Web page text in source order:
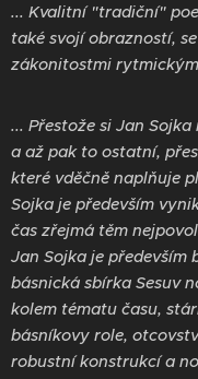
... Kvalitní "tradiční"
také svojí obrazností,
zákonitostmi
... Přestože si Jan
a až pak to ostatní,
které vděčně naplňuje
Sojka je především
čas zřejmá těm
Jan Sojka je především
básnická sbírka Sesuv
kolem tématu času,
básníkovy role,
robustní konstrukcí a